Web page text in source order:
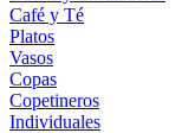
Café y Té
Platos
Vasos
Copas
Copetineros
Individuales